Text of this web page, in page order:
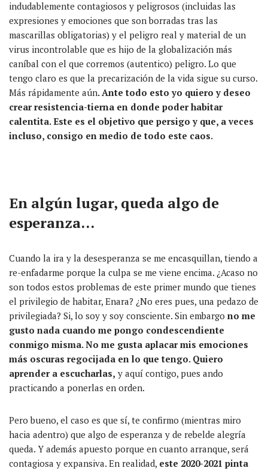
indudablemente contagiosos y peligrosos (incluidas las
expresiones y emociones que sonborradas tras las
mascarillas obligatorias) y el peligro real y material de un
virus incontrolable que es hijo de la globalización más
caníbal con el que corremos (autentico) peligro. Lo que
tengo claro es que la precarización de la vida sigue su curso.
Más rápidamente aún. Ante todo esto yo quiero y deseo
crear resistencia-tierna en donde poder habitar
calentita. Este es el objetivo que persigo y que, a veces
incluso, consigo en medio de todo este caos.
En algúnlugar, queda algo de
esperanza…
Cuando la ira y la desesperanza se me encasquillan, tiendo a
re-enfadarme porque la culpa se me viene encima. ¿Acaso no
son todos estos problemas de este primer mundo que tienes
el privilegio de habitar, Enara? ¿No eres pues, una pedazo de
privilegiada? Si, lo soy y soy consciente. Sin embargo no me
gusto nada cuando me pongo condescendiente
conmigo misma. No me gusta aplacar mis emociones
más oscuras regocijada en lo que tengo. Quiero
aprender a escucharlas, y aquí contigo, pues ando
practicando a ponerlas en orden.
Pero bueno, el caso es que sí, te confirmo (mientras miro
hacia adentro) que algo de esperanza y de rebelde alegría
queda. Y además apuesto porque en cuanto arranque, será
contagiosa y expansiva. En realidad, este 2020-2021 pinta